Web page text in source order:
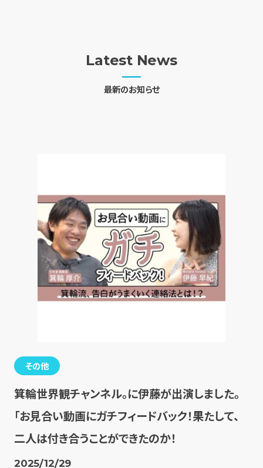
Latest News
最新のお知らせ
その他
箕輪世界観チャンネル。に伊藤が出演しました。
「お見合い動画にガチフィードバック！果たして、
二人は付き合うことができたのか！
2025/12/29